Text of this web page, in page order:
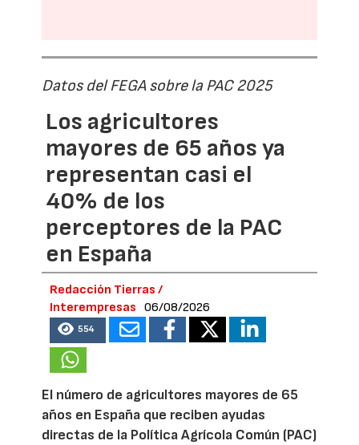
Datos del FEGA sobre la PAC 2025
Los agricultores
mayores de 65 años ya
representan casi el
40% de los
perceptores de la PAC
en España
Redacción Tierras /
Interempresas
06/08/2026
554
El número de agricultores mayores de 65
años en España que reciben ayudas
directas de la Política Agrícola Común (PAC)